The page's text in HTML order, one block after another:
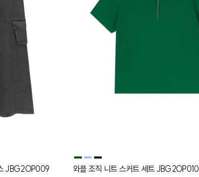
JBG2OP009 와플 조직 니트 스커트 세트 JBG2OP010